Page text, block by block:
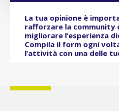
La tua opinione è
rafforzare la community
migliorare l’esperienza
Compila il form ogni
l’attività con una delle